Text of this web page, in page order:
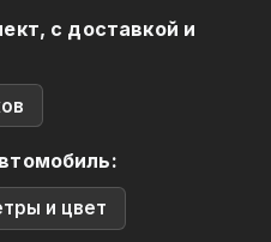
с доставкой и
и цвет